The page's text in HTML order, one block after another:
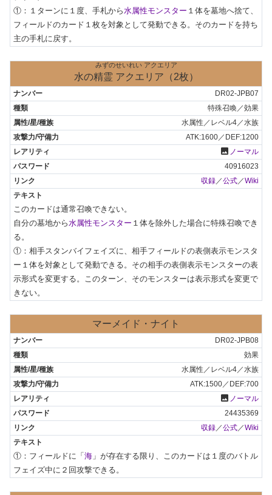
①：１ターンに１度、手札から水属性モンスター １体を墓地へ捨て、
フィールドのカード１枚を対象として発動できる。そのカードを持ち
主の手札に戻す。
みずのせいれい アクエリア
水の精霊 アクエリア（2枚）
DR02-JPB07
特殊召喚／効果
水属性／レベル4／水族
ATK:1600／DEF:1200
photo ノーマル
40916023
収録 ／公式 ／Wiki
このカードは通常召喚できない。
自分の墓地から水属性モンスター １体を除外した場合に特殊召喚でき
る。
①：相手スタンバイフェイズに、相手フィールドの表側表示モンスタ
ー１体を対象として発動できる。その相手の表側表示モンスターの表
示形式を変更する。このターン、そのモンスターは表示形式を変更で
きない。
マーメイド・ナイト
DR02-JPB08
効果
水属性／レベル4／水族
ATK:1500／DEF:700
photo ノーマル
24435369
収録／公式／Wiki
①：フィールドに「 海 」が存在する限り、このカードは１度のバトル
フェイズ中に２回攻撃できる。